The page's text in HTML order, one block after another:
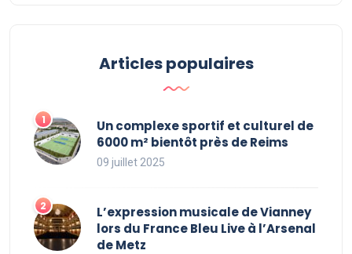
Articles populaires
Un complexe sportif et culturel de
6000 m² bientôt près de Reims
09 juillet 2025
L’expression musicale de Vianney
lors du France Bleu Live à l’Arsenal
de Metz